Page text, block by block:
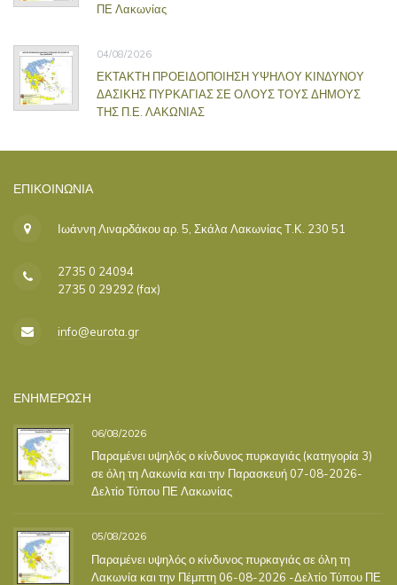
ΠΕ Λακωνίας
04/08/2026
ΕΚΤΑΚΤΗ ΠΡΟΕΙΔΟΠΟΙΗΣΗ ΥΨΗΛΟΥ ΚΙΝΔΥΝΟΥ
ΔΑΣΙΚΗΣ ΠΥΡΚΑΓΙΑΣ ΣΕ ΟΛΟΥΣ ΤΟΥΣ ΔΗΜΟΥΣ
ΤΗΣ Π.Ε. ΛΑΚΩΝΙΑΣ
ΕΠΙΚΟΙΝΩΝΊΑ
Ιωάννη Λιναρδάκου αρ. 5, Σκάλα Λακωνίας Τ.Κ. 230 51
2735 0 24094
2735 0 29292 (fax)
info@eurota.gr
ΕΝΗΜΕΡΩΣΗ
06/08/2026
Παραμένει υψηλός ο κίνδυνος πυρκαγιάς (κατηγορία 3)
σε όλη τη Λακωνία και την Παρασκευή 07-08-2026-
Δελτίο Τύπου ΠΕ Λακωνίας
05/08/2026
Παραμένει υψηλός ο κίνδυνος πυρκαγιάς σε όλη τη
Λακωνία και την Πέμπτη 06-08-2026 -Δελτίο Τύπου ΠΕ